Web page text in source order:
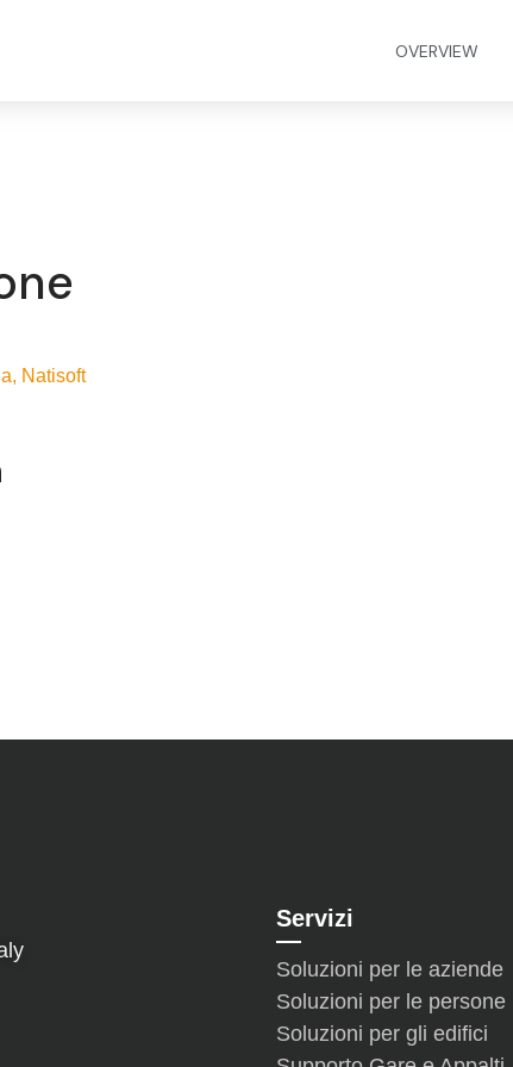
OVERVIEW
Servizi
Soluzioni per le aziende
Soluzioni per le persone
Soluzioni per gli edifici